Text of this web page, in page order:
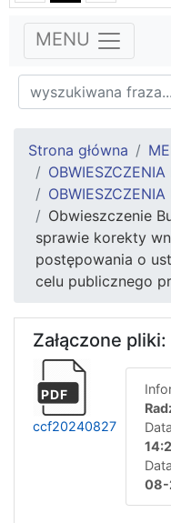
MENU
Strona główna
OBWIESZCZENIA
Obwieszczenie
sprawie korekty
postępowania o
celu publicznego
Załączone pliki:
PDF
ccf20240827
08-